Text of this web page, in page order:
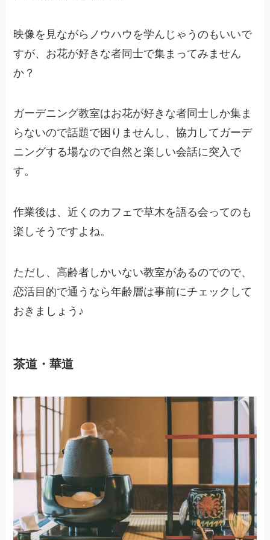
映像を見ながらノウハウを学んじゃうのもいいで
すが、お花が好きな者同士で集まってみません
か？
ガーデニング教室はお花が好きな者同士しか集ま
らないので話題で困りませんし、協力してガーデ
ニングする場なので自然と楽しい会話に突入で
す。
作業後は、近くのカフェで草木を語る会ってのも
楽しそうですよね。
ただし、高齢者しかいない教室があるのでので、
恋活目的で通うなら年齢層は事前にチェックして
おきましょう♪
茶道・華道